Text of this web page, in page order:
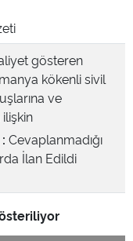
gösteren
kökenli sivil
ve
ilişkin
Cevaplanmadığı
İlan Edildi